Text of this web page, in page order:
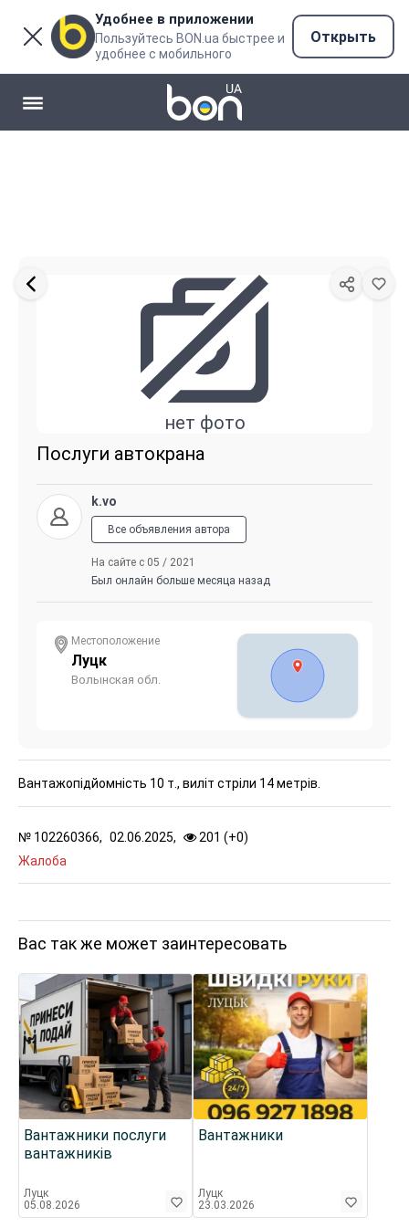
Удобнее в приложении
Пользуйтесь BON.ua быстрее и
удобнее с мобильного
Открыть
нет фото
Послуги автокрана
k.vo
Все объявления автора
На сайте с 05 / 2021
Был онлайн больше месяца назад
Местоположение
Луцк
Волынская обл.
Вантажопідйомність 10 т., виліт стріли 14 метрів.
№ 102260366, 02.06.2025, 201 (+0)
Жалоба
Вас так же может заинтересовать
Вантажники послуги
вантажників
Луцк
05.08.2026
Вантажники
Луцк
23.03.2026